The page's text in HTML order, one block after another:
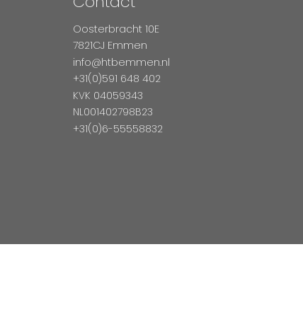
Oosterbracht 10E
7821CJ Emmen
info@htbemmen.nl
+31(0)591 648 402
KVK 04059343
NL001402798B23
+31(0)6-55558832